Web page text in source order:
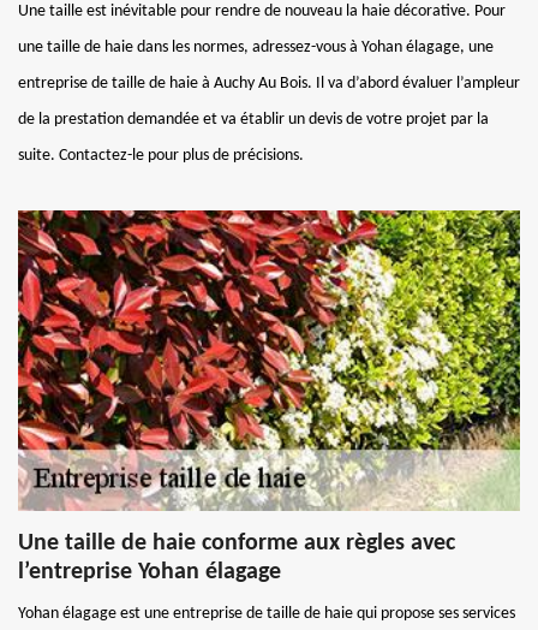
Une taille est inévitable pour rendre de nouveau la haie décorative. Pour
une taille de haie dans les normes, adressez-vous à Yohan élagage, une
entreprise de taille de haie à Auchy Au Bois. Il va d’abord évaluer l’ampleur
de la prestation demandée et va établir un devis de votre projet par la
suite. Contactez-le pour plus de précisions.
Une taille de haie conforme aux règles avec
l’entreprise Yohan élagage
Yohan élagage est une entreprise de taille de haie qui propose ses services